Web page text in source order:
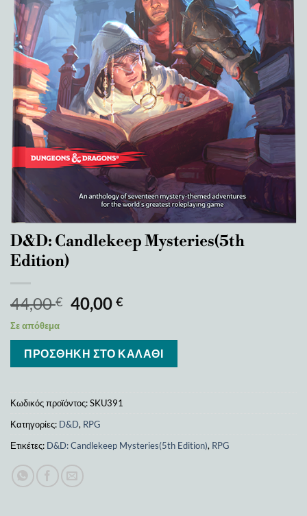
D&D: Candlekeep Mysteries(5th
Edition)
44,00€ 40,00€
Σε απόθεμα
ΠΡΟΣΘΉΚΗ ΣΤΟ ΚΑΛΆΘΙ
Κωδικός προϊόντος:SKU391
Κατηγορίες: D&D, RPG
Ετικέτες: D&D: Candlekeep Mysteries(5th Edition), RPG